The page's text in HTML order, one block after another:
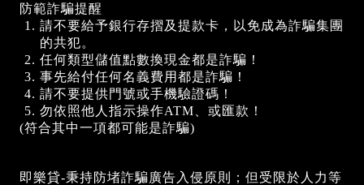
防範詐騙提醒
請不要給予銀行存摺及提款卡，以免成為詐騙集團
的共犯。
任何類型儲值點數換現金都是詐騙！
事先給付任何名義費用都是詐騙！
請不要提供門號或手機驗證碼！
勿依照他人指示操作ATM、或匯款！
(符合其中一項都可能是詐騙)
即樂貸-秉持防堵詐騙廣告入侵原則；但受限於人力等